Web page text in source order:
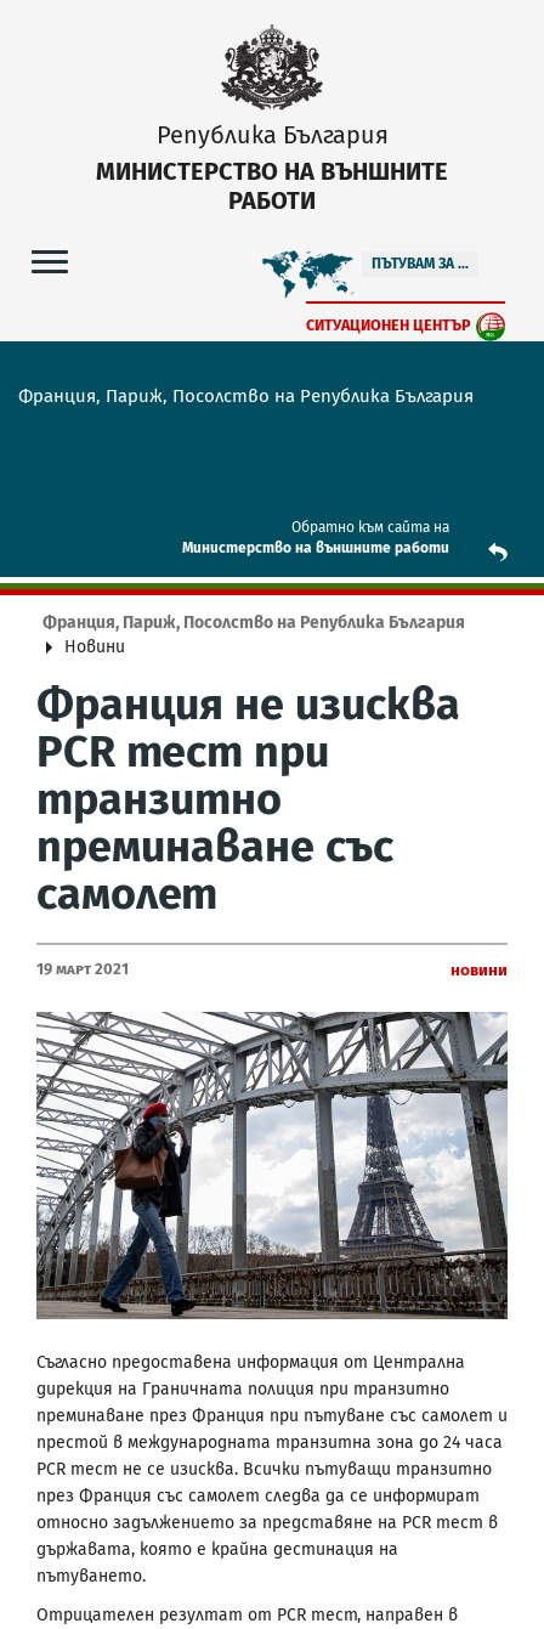
Република България
МИНИСТЕРСТВО НА ВЪНШНИТЕ
РАБОТИ
ПЪТУВАМ ЗА ...
СИТУАЦИОНЕН ЦЕНТЪР
Франция, Париж, Посолство на Република България
Обратно към сайта на
Mинистерство на външните работи
Франция, Париж, Посолство на Република България
Новини
Франция не изисква
PCR тест при
транзитно
преминаване със
самолет
19 Март 2021 Новини
Съгласно предоставена информация от Централна
дирекция на Граничната полиция при транзитно
преминаване през Франция при пътуване със самолет и
престой в международната транзитна зона до 24 часа
PCR тест не се изисква. Всички пътуващи транзитно
през Франция със самолет следва да се информират
относно задължението за представяне на PCR тест в
държавата, която е крайна дестинация на
пътуването.
Отрицателен резултат от PCR тест, направен в